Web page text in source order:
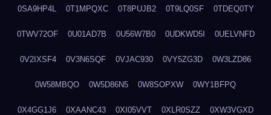
0SA9HP4L 0T1MPQXC 0T8PUJB2 0T9LQ0SF 0TDEQ0TY
0TWV72OF 0U01AD7B 0U56W7B0 0UDKWD5I 0UELVNFD
0V2IXSF4 0V3N6SQF 0VJAC930 0VY5ZG3D 0W3LZD86
0W58MBQO 0W5D86N5 0W8SOPXW 0WY1BFPQ
0X4GG1J6 0XAANC43 0XI05VVT 0XLR0SZZ 0XW3VGXD